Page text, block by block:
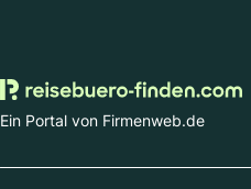
Ein Portal von Firmenweb.de